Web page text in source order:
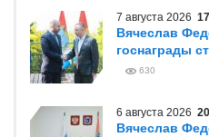
7 августа 2026
Вячеслав
госнаграды
630
6 августа 2026
Вячеслав